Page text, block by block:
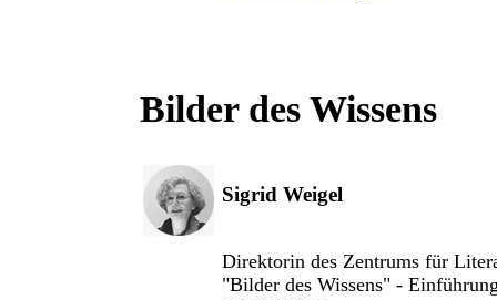
Bilder des Wissens
Sigrid Weigel
Direktorin des Zentrums für
"Bilder des Wissens" -